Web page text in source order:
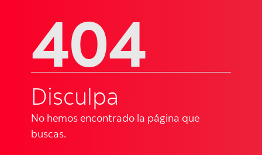
404
Disculpa
No hemos encontrado la página que
buscas.